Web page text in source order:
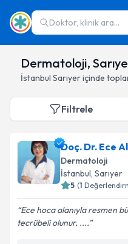
Doktor, klinik ara...
Dermatoloji,
İstanbul Sarıyeriçinde
Filtrele
Doç. Dr. Ece
Dermatoloji
İstanbul, Sarıyer
5 (1
Ece hoca alanıyla resmen
tecrübeli olunur. ....